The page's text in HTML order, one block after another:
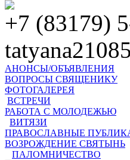
+7 (83179)
АНОНСЫ/ОБЪЯВЛЕНИЯ
ВОПРОСЫ СВЯЩЕНИКУ
ФОТОГАЛЕРЕЯ
ВСТРЕЧИ
РАБОТА С МОЛОДЕЖЬЮ
ВИТЯЗИ
ПРАВОСЛАВНЫЕ
ВОЗРОЖДЕНИЕ СВЯТЫНЬ
ПАЛОМНИЧЕСТВО